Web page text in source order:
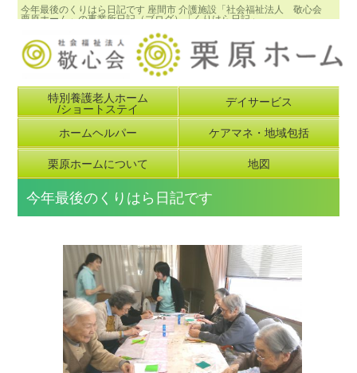
今年最後のくりはら日記です 座間市 介護施設「社会福祉法人 敬心会
栗原ホーム」の事業所日記（ブログ）「くりはら日記」
特別養護老人ホーム
/ショートステイ
デイサービス
ホームヘルパー ケアマネ・地域包括
栗原ホームについて 地図
今年最後のくりはら日記です